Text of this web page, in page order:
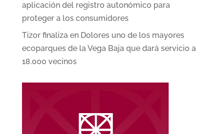
aplicación del registro autonómico para
proteger a los consumidores
Tizor finaliza en Dolores uno de los mayores
ecoparques de la Vega Baja que dará servicio a
18.000 vecinos